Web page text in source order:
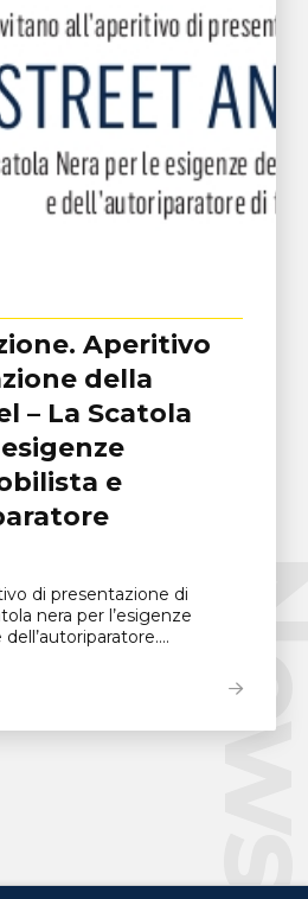
Aperitivo
della
– La Scatola
e
di presentazione di
nera per l’esigenze